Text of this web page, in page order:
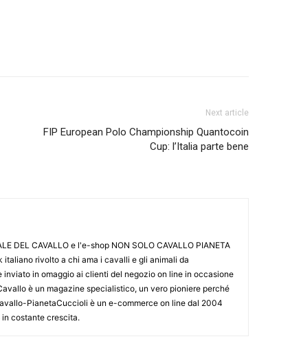
Next article
FIP European Polo Championship Quantocoin
Cup: l’Italia parte bene
DEL CAVALLO e l'e-shop NON SOLO CAVALLO PIANETA
italiano rivolto a chi ama i cavalli e gli animali da
inviato in omaggio ai clienti del negozio on line in occasione
è un magazine specialistico, un vero pioniere perché
PianetaCuccioli è un e-commerce on line dal 2004
costante crescita.